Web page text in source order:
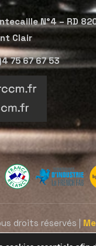
N°4 – RD
Clair
75 67 67 53
droits réservés |